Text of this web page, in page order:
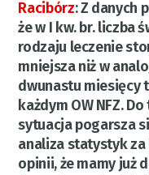
Racibórz:Z danych
że w I kw. br. liczba
rodzaju leczenie
mniejsza niż w
dwunastu miesięcy
każdym OW NFZ.
sytuacja pogarsza
analiza statystyk za
opinii, że mamy już